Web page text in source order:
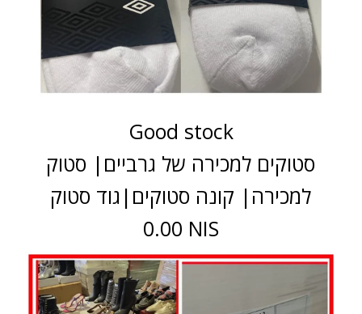
Good stock
סטוקים למכירה של גרביים| סטוק
למכירה| קונה סטוקים|גוד סטוק
0.00 NIS